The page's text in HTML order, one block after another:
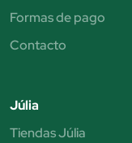
Formas de pago
Contacto
Júlia
Tiendas Júlia